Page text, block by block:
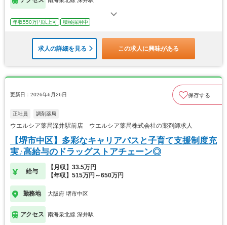
年収550万円以上可 積極採用中
求人の詳細を見る この求人に興味がある
更新日：2026年6月26日 保存する
正社員 調剤薬局
ウエルシア薬局深井駅前店 ウエルシア薬局株式会社の薬剤師求人
【堺市中区】多彩なキャリアパスと子育て支援制度充
実♪高給与のドラッグストアチェーン◎
給与
【月収】33.5万円
【年収】515万円～650万円
勤務地 大阪府 堺市中区
アクセス 南海泉北線 深井駅